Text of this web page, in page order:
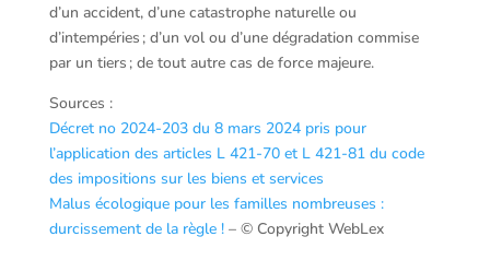
d’un accident, d’une catastrophe naturelle ou
d’intempéries ; d’un vol ou d’une dégradation commise
par un tiers ; de tout autre cas de force majeure.
Sources :
Décret no 2024-203 du 8 mars 2024 pris pour
l’application des articles L 421-70 et L 421-81 du code
des impositions sur les biens et services
Malus écologique pour les familles nombreuses :
durcissement de la règle !– © Copyright WebLex